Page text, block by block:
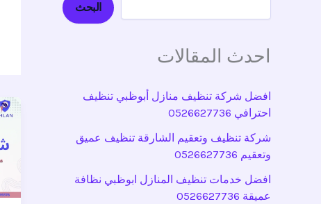
البحث
احدث المقالات
افضل شركة تنظيف منازل أبوظبي تنظيف
احترافي 0526627736
شركة تنظيف وتعقيم الشارقة تنظيف عميق
وتعقيم 0526627736
افضل خدمات تنظيف المنازل ابوظبي نظافة
عميقة 0526627736